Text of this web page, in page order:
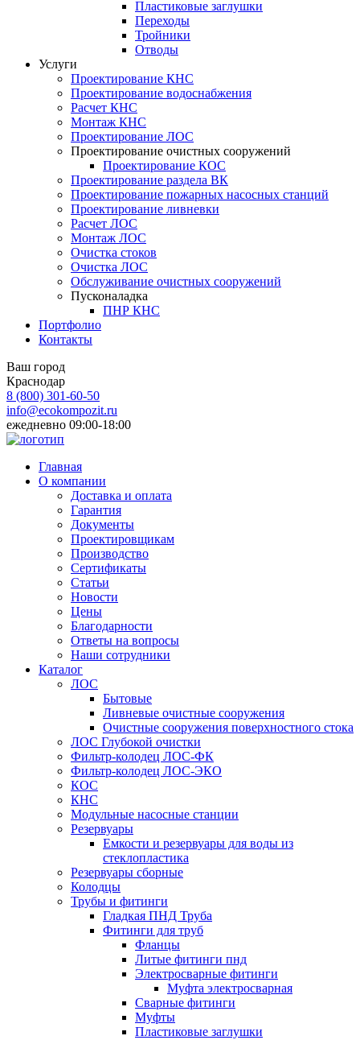
Пластиковые заглушки
Переходы
Тройники
Отводы
Услуги
Проектирование КНС
Проектирование водоснабжения
Расчет КНС
Монтаж КНС
Проектирование ЛОС
Проектирование очистных сооружений
Проектирование КОС
Проектирование раздела ВК
Проектирование пожарных насосных станций
Проектирование ливневки
Расчет ЛОС
Монтаж ЛОС
Очистка стоков
Очистка ЛОС
Обслуживание очистных сооружений
Пусконаладка
ПНР КНС
Портфолио
Контакты
Ваш город
Краснодар
8 (800) 301-60-50
info@ecokompozit.ru
ежедневно 09:00-18:00
Главная
О компании
Доставка и оплата
Гарантия
Документы
Проектировщикам
Производство
Сертификаты
Статьи
Новости
Цены
Благодарности
Ответы на вопросы
Наши сотрудники
Каталог
ЛОС
Бытовые
Ливневые очистные сооружения
Очистные сооружения поверхностного стока
ЛОС Глубокой очистки
Фильтр-колодец ЛОС-ФК
Фильтр-колодец ЛОС-ЭКО
КОС
КНС
Модульные насосные станции
Резервуары
Емкости и резервуары для воды из
стеклопластика
Резервуары сборные
Колодцы
Трубы и фитинги
Гладкая ПНД Труба
Фитинги для труб
Фланцы
Литые фитинги пнд
Электросварные фитинги
Муфта электросварная
Сварные фитинги
Муфты
Пластиковые заглушки